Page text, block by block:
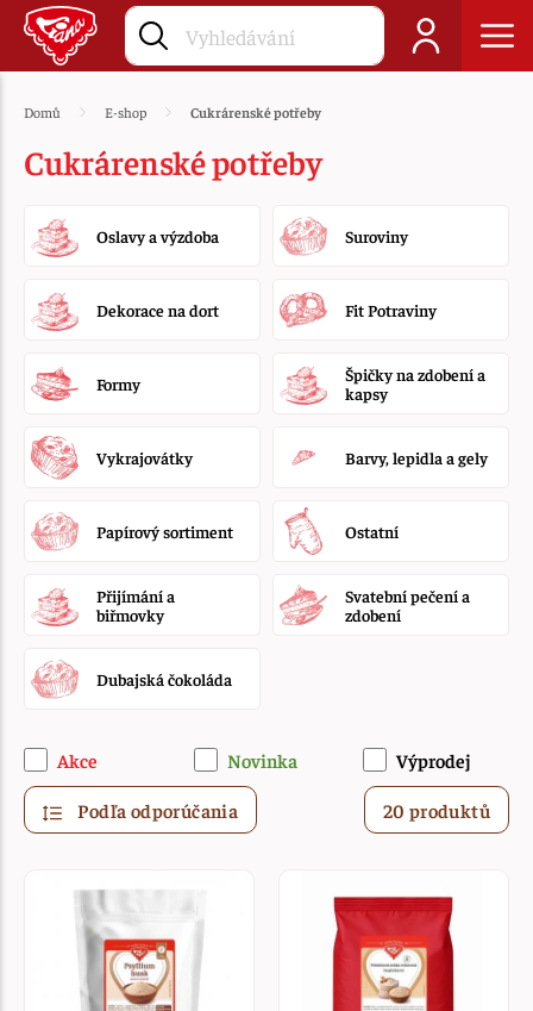
Domů E-shop Cukrárenské potřeby
Cukrárenské potřeby
Oslavy a výzdoba Suroviny
Dekorace na dort Fit Potraviny
Formy
Špičky na zdobení a
kapsy
Vykrajovátky Barvy, lepidla a gely
Papírový sortiment Ostatní
Přijímání a
biřmovky
Svatební pečení a
zdobení
Dubajská čokoláda
Akce Novinka Výprodej
Podľa odporúčania 20 produktů